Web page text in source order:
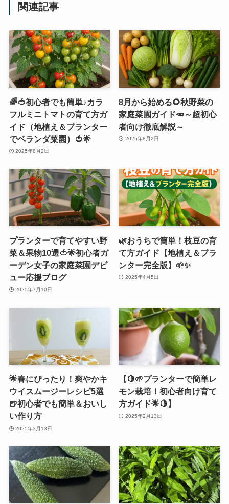
関連記事
🌈🍅初心者でも簡単♪カラ
フルミニトマトの育て方ガ
イド（地植え＆プランター
でベランダ菜園）🍅🌟
2025年8月2日
8月から始める🌻秋野菜の
家庭菜園ガイド🥕～超初心
者向け徹底解説～
2025年8月2日
プランターで育てやすい野
菜＆果物10選🍅🌟初心者ガ
ーデン女子の家庭菜園デビ
ュー応援ブログ
2025年7月10日
🌿おうちで簡単！枝豆の育
て方ガイド【地植え＆プラ
ンター完全版】🌱✨
2025年4月5日
🌟春にぴったり！爽やかキ
ウイスムージーレシピ5選
🍺初心者でも簡単＆おいし
い作り方
2025年3月13日
【🍋🌱プランターで簡単レ
モン栽培！初心者向け育て
方ガイド🌟🍋】
2025年2月13日